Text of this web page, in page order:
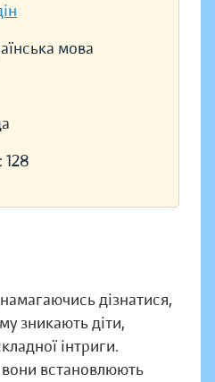
мова
128
дізнатися,
зникають діти,
інтриги.
встановлюють